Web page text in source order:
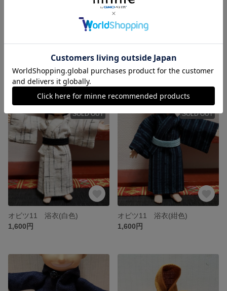
オビツ11 パーカー(グレー)
展示中
オビツ11 パーカー(青)
展示中
SOLD OUT
オビツ11 浴衣(白色)
1,600円
SOLD OUT
オビツ11 浴衣(紺色)
1,600円